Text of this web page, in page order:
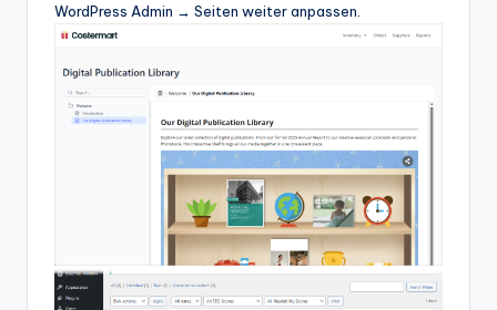
WordPress Admin → Seiten weiter anpassen.